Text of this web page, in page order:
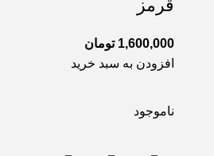
قرمز
1,600,000 تومان
افزودن به سبد خرید
ناموجود